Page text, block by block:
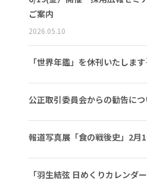
ご案内
2026.05.10
「世界年鑑」を休刊いたします
公正取引委員会からの勧告につ
報道写真展「食の戦後史」2月
「羽生結弦 日めくりカレンダ